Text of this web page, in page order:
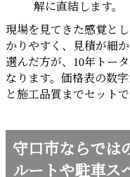
解に直結します。
現場を見てきた感覚と
かりやすく、見積が細
選んだ方が、10年トー
なります。価格表の数
と施工品質までセット
守口市ならでは
ルートや駐車ス